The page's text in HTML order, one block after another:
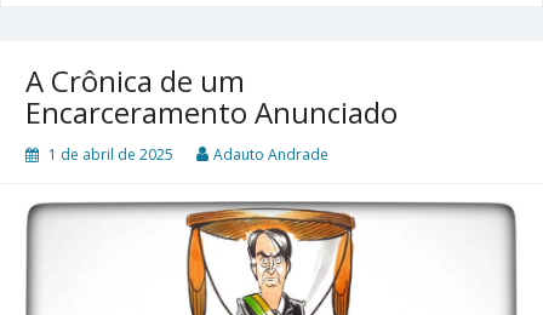
A Crônica de um
Encarceramento Anunciado
1 de abril de 2025 Adauto Andrade